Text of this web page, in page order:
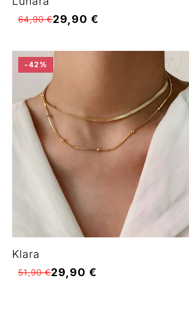
64,90 €29,90 €
-42%
Klara
51,90 €29,90 €